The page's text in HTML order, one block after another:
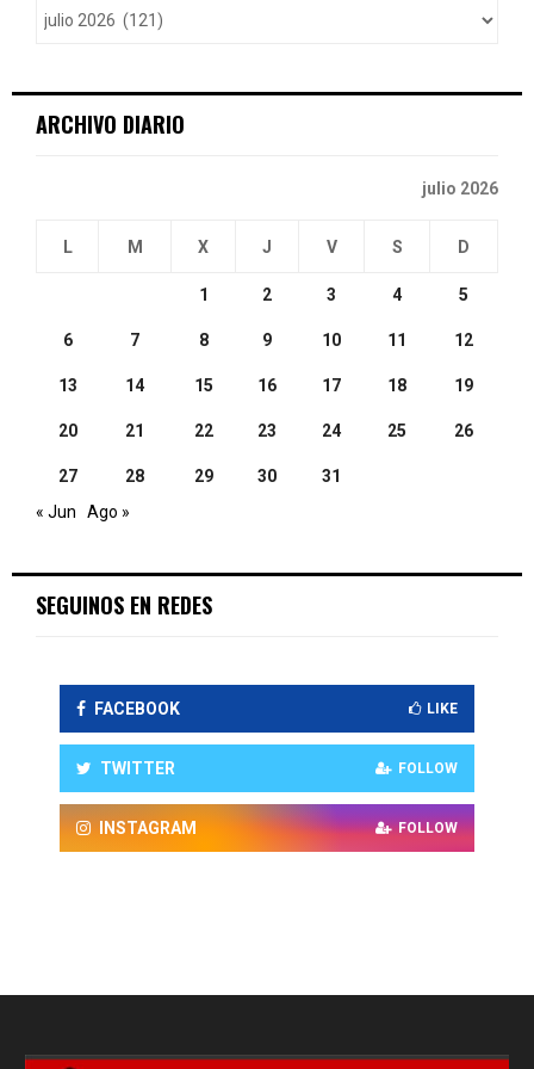
ARCHIVO DIARIO
julio 2026
L M X J V S D
1 2 3 4 5
6 7 8 9 10 11 12
13 14 15 16 17 18 19
20 21 22 23 24 25 26
27 28 29 30
31
« Jun
Ago »
SEGUINOS EN REDES
FACEBOOK LIKE
TWITTER FOLLOW
INSTAGRAM FOLLOW